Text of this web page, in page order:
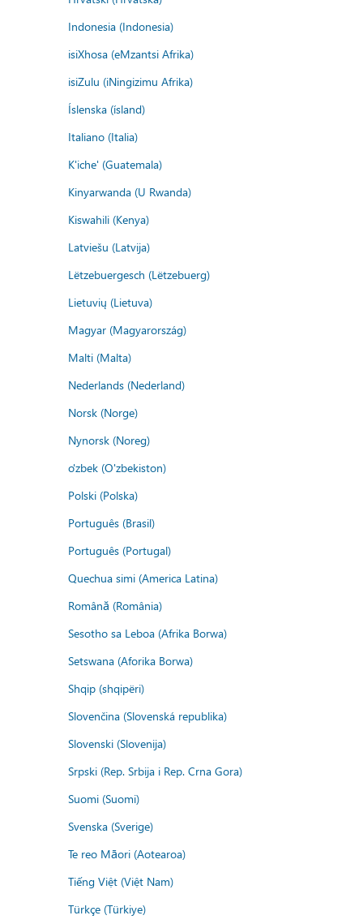
Indonesia (Indonesia)
isiXhosa (eMzantsi Afrika)
isiZulu (iNingizimu Afrika)
Íslenska (ísland)
Italiano (Italia)
K'iche' (Guatemala)
Kinyarwanda (U Rwanda)
Kiswahili (Kenya)
Latviešu (Latvija)
Lëtzebuergesch (Lëtzebuerg)
Lietuvių (Lietuva)
Magyar (Magyarország)
Malti (Malta)
Nederlands (Nederland)
Norsk (Norge)
Nynorsk (Noreg)
o'zbek (O'zbekiston)
Polski (Polska)
Português (Brasil)
Português (Portugal)
Quechua simi (America Latina)
Română (România)
Sesotho sa Leboa (Afrika Borwa)
Setswana (Aforika Borwa)
Shqip (shqipëri)
Slovenčina (Slovenská republika)
Slovenski (Slovenija)
Srpski (Rep. Srbija i Rep. Crna Gora)
Suomi (Suomi)
Svenska (Sverige)
Te reo Māori (Aotearoa)
Tiếng Việt (Việt Nam)
Türkçe (Türkiye)